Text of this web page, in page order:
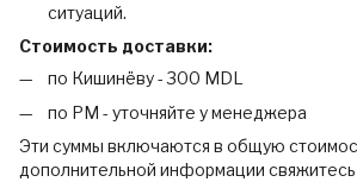
ситуаций.
Стоимость доставки:
по Кишинёву - 300 MDL
по РМ - уточняйте у менеджера
Эти суммы включаются в общую
дополнительной информации